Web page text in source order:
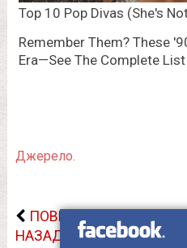
Джерело.
ПОВЕРНУТИСЬ
НАЗАД